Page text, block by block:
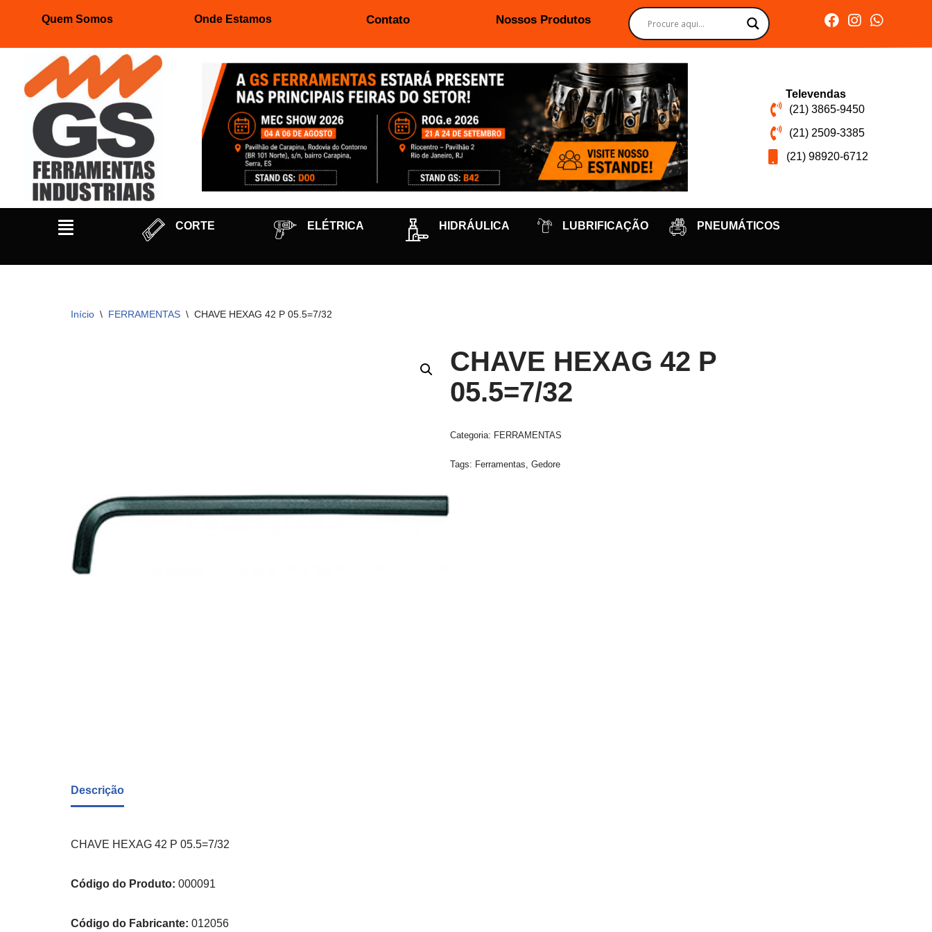
conteúdo
Quem Somos Onde Estamos Contato Nossos Produtos
Televendas
(21) 3865-9450
(21) 2509-3385
(21) 98920-6712
CORTE ELÉTRICA HIDRÁULICA LUBRIFICAÇÃO PNEUMÁTICOS
Início \ FERRAMENTAS \ CHAVE HEXAG 42 P 05.5=7/32
CHAVE HEXAG 42 P
05.5=7/32
Categoria: FERRAMENTAS
Tags: Ferramentas ,Gedore
Descrição
CHAVE HEXAG 42 P 05.5=7/32
Código do Produto: 000091
Código do Fabricante: 012056